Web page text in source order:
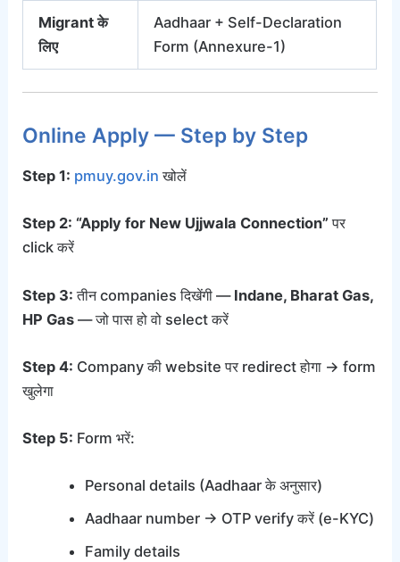
Migrant के
लिए
Aadhaar + Self-Declaration
Form (Annexure-1)
Online Apply — Step by Step
Step 1: pmuy.gov.in खोलें
Step 2: “Apply for New Ujjwala Connection” पर
click करें
Step 3: तीन companies दिखेंगी — Indane, Bharat Gas,
HP Gas — जो पास हो वो select करें
Step 4: Company की website पर redirect होगा → form
खुलेगा
Step 5: Form भरें:
Personal details (Aadhaar के अनुसार)
Aadhaar number → OTP verify करें (e-KYC)
Family details